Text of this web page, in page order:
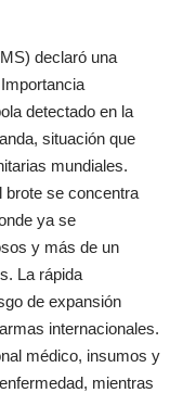
declaró una
detectado en la
situación que
mundiales.
brote se concentra
ya se
y más de un
La rápida
de expansión
internacionales.
médico, insumos y
mientras